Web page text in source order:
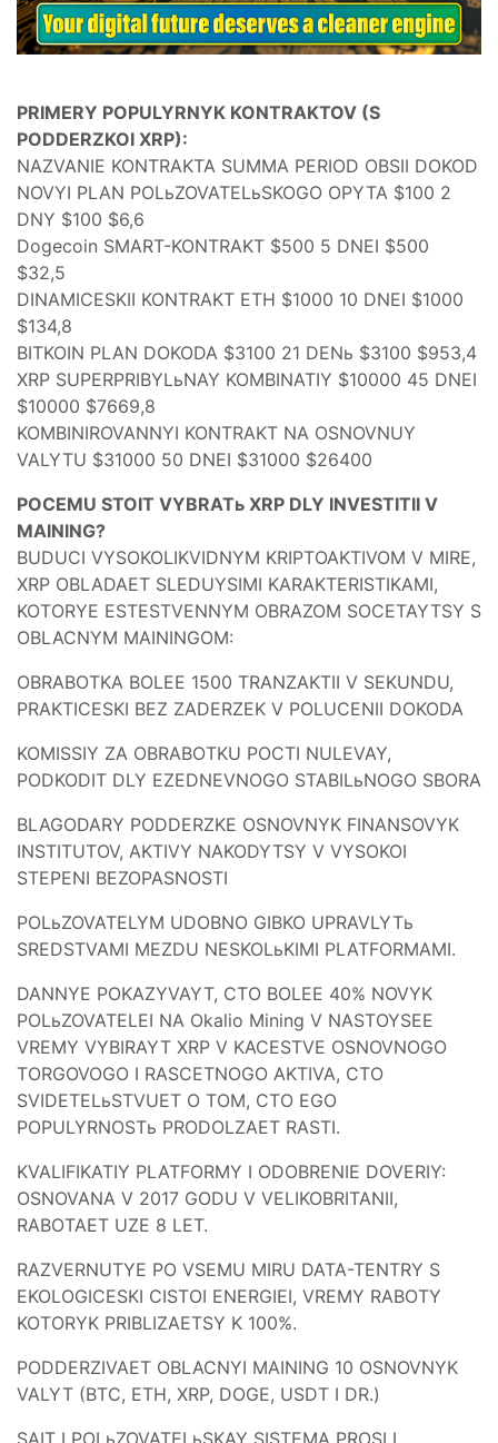
PRIMERY POPULYRNYK KONTRAKTOV (S
PODDERZKOI XRP):
NAZVANIE KONTRAKTA SUMMA PERIOD OBSII DOKOD
NOVYI PLAN POLьZOVATELьSKOGO OPYTA $100 2
DNY $100 $6,6
Dogecoin SMART-KONTRAKT $500 5 DNEI $500
$32,5
DINAMICESKII KONTRAKT ETH $1000 10 DNEI $1000
$134,8
BITKOIN PLAN DOKODA $3100 21 DENь $3100 $953,4
XRP SUPERPRIBYLьNAY KOMBINATIY $10000 45 DNEI
$10000 $7669,8
KOMBINIROVANNYI KONTRAKT NA OSNOVNUY
VALYTU $31000 50 DNEI $31000 $26400
POCEMU STOIT VYBRATь XRP DLY INVESTITII V
MAINING?
BUDUCI VYSOKOLIKVIDNYM KRIPTOAKTIVOM V MIRE,
XRP OBLADAET SLEDUYSIMI KARAKTERISTIKAMI,
KOTORYE ESTESTVENNYM OBRAZOM SOCETAYTSY S
OBLACNYM MAININGOM:
OBRABOTKA BOLEE 1500 TRANZAKTII V SEKUNDU,
PRAKTICESKI BEZ ZADERZEK V POLUCENII DOKODA
KOMISSIY ZA OBRABOTKU POCTI NULEVAY,
PODKODIT DLY EZEDNEVNOGO STABILьNOGO SBORA
BLAGODARY PODDERZKE OSNOVNYK FINANSOVYK
INSTITUTOV, AKTIVY NAKODYTSY V VYSOKOI
STEPENI BEZOPASNOSTI
POLьZOVATELYM UDOBNO GIBKO UPRAVLYTь
SREDSTVAMI MEZDU NESKOLьKIMI PLATFORMAMI.
DANNYE POKAZYVAYT, CTO BOLEE 40% NOVYK
POLьZOVATELEI NA Okalio Mining V NASTOYSEE
VREMY VYBIRAYT XRP V KACESTVE OSNOVNOGO
TORGOVOGO I RASCETNOGO AKTIVA, CTO
SVIDETELьSTVUET O TOM, CTO EGO
POPULYRNOSTь PRODOLZAET RASTI.
KVALIFIKATIY PLATFORMY I ODOBRENIE DOVERIY:
OSNOVANA V 2017 GODU V VELIKOBRITANII,
RABOTAET UZE 8 LET.
RAZVERNUTYE PO VSEMU MIRU DATA-TENTRY S
EKOLOGICESKI CISTOI ENERGIEI, VREMY RABOTY
KOTORYK PRIBLIZAETSY K 100%.
PODDERZIVAET OBLACNYI MAINING 10 OSNOVNYK
VALYT (BTC, ETH, XRP, DOGE, USDT I DR.)
SAIT I POLьZOVATELьSKAY SISTEMA PROSLI